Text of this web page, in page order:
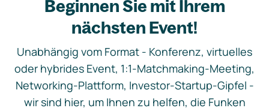
Beginnen Sie mit Ihrem
nächsten Event!
Unabhängig vom Format - Konferenz, virtuelles
oder hybrides Event, 1:1-Matchmaking-Meeting,
Networking-Plattform, Investor-Startup-Gipfel -
wir sind hier, um Ihnen zu helfen, die Funken